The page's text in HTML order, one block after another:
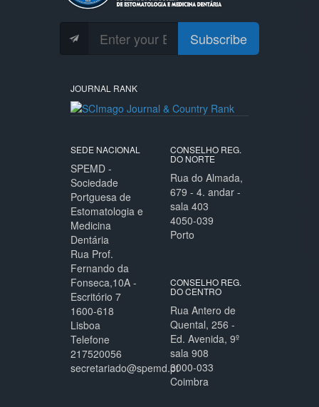
Subscribe
JOURNAL RANK
SEDE NACIONAL
SPEMD -
Sociedade
Portguesa de
Estomatologia e
Medicina
Dentária
Rua Prof.
Fernando da
Fonseca,10A -
Escritório 7
1600-618
Lisboa
Telefone
217520056
secretariado@spemd.pt
CONSELHO REG.
DO NORTE
Rua do Almada,
679 - 4. andar -
sala 403
4050-039
Porto
CONSELHO REG.
DO CENTRO
Rua Antero de
Quental, 256 -
Ed. Avenida, 9º
sala 908
3000-033
Coimbra